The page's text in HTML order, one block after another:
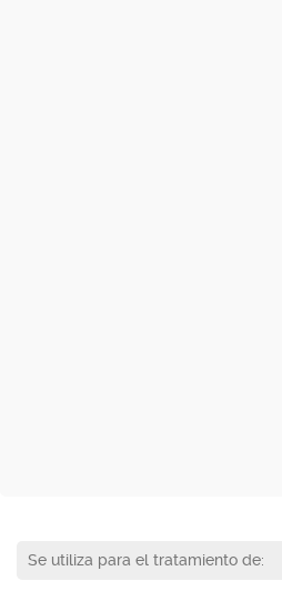
Se utiliza para el tratamiento de: